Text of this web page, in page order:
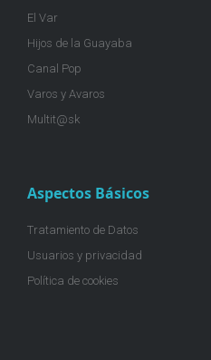
El Var
Hijos de la Guayaba
Canal Pop
Varos y Avaros
Multit@sk
Aspectos Básicos
Tratamiento de Datos
Usuarios y privacidad
Política de cookies